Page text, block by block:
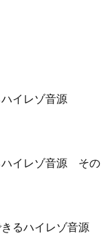
イレゾ音源
ハイレゾ音源 その
るハイレゾ音源